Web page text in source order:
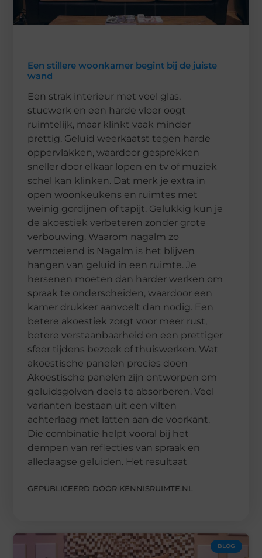
Een stillere woonkamer begint bij de juiste
wand
Een strak interieur met veel glas,
stucwerk en een harde vloer oogt
ruimtelijk, maar klinkt vaak minder
prettig. Geluid weerkaatst tegen harde
oppervlakken, waardoor gesprekken
sneller door elkaar lopen en tv of muziek
schel kan klinken. Dat merk je extra in
open woonkeukens en ruimtes met
weinig gordijnen of tapijt. Gelukkig kun je
de akoestiek verbeteren zonder grote
verbouwing. Waarom nagalm zo
vermoeiend is Nagalm is het blijven
hangen van geluid in een ruimte. Je
hersenen moeten dan harder werken om
spraak te onderscheiden, waardoor een
kamer drukker aanvoelt dan nodig. Een
betere akoestiek zorgt voor meer rust,
betere verstaanbaarheid en een prettiger
sfeer tijdens bezoek of thuiswerken. Wat
akoestische panelen precies doen
Akoestische panelen zijn ontworpen om
geluidsgolven deels te absorberen. Veel
varianten bestaan uit een vilten
achterlaag met latten aan de voorkant.
Die combinatie helpt vooral bij het
dempen van reflecties van spraak en
alledaagse geluiden. Het resultaat
GEPUBLICEERD DOOR KENNISRUIMTE.NL
BLOG